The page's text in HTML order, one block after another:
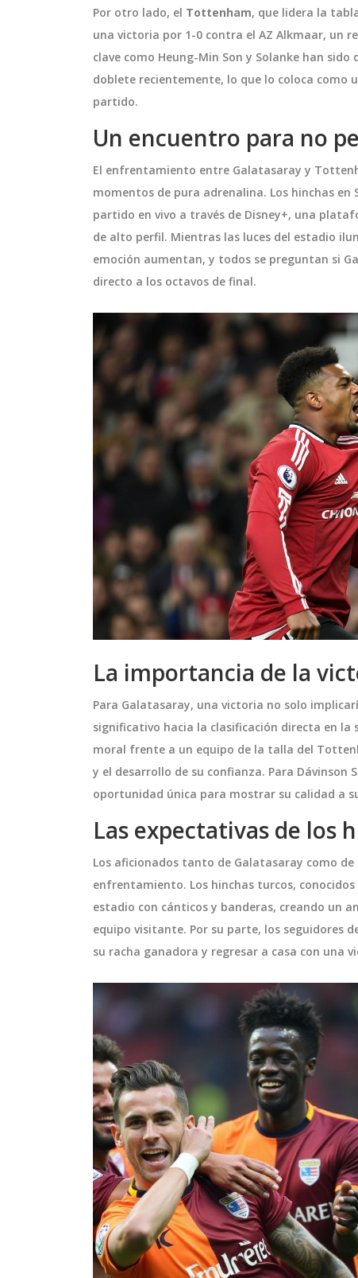
Por otro lado, el Tottenham, que lidera la
una victoria por 1-0 contra el AZ Alkmaar, un
clave como Heung-Min Son y Solanke han
doblete recientemente, lo que lo coloca como
partido.
Un encuentro para no
El enfrentamiento entre Galatasaray y
momentos de pura adrenalina. Los hinchas
partido en vivo a través de Disney+, una
de alto perfil. Mientras las luces del estadio
emoción aumentan, y todos se preguntan si
directo a los octavos de final.
La importancia de la
Para Galatasaray, una victoria no solo
significativo hacia la clasificación directa en
moral frente a un equipo de la talla del
y el desarrollo de su confianza. Para
oportunidad única para mostrar su calidad a
Las expectativas de los
Los aficionados tanto de Galatasaray como
enfrentamiento. Los hinchas turcos,
estadio con cánticos y banderas, creando un
equipo visitante. Por su parte, los seguidores
su racha ganadora y regresar a casa con una
quien mostró una
estadounidense.
posibilidades de
años, clave en el título del primer
semestre de 2025, llegará como
libre tras vencer su vínculo con
diciembre. Suma 37 partidos, 3
versátil sin pagar traspaso y
proyecto para competir en
locales e internacionales.
septiembre 3 2025